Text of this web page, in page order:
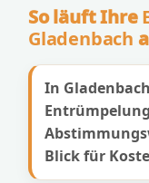
So läuft Ihre
Gladenbach
In
Blick für